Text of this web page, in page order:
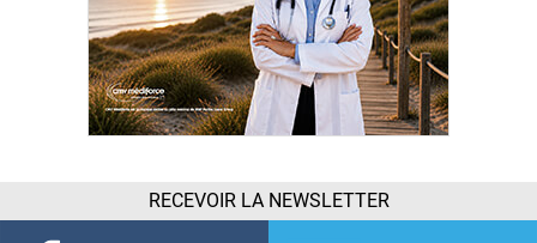
RECEVOIR LA NEWSLETTER